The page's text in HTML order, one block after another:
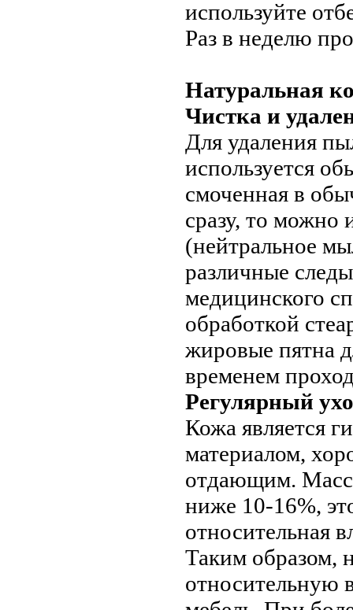
используйте
Раз в неделю
Натуральная
Чистка и
Для удаления
используется
смоченная в
сразу, то можно
(нейтральное
различные
медицинского
обработкой
жировые пятна
временем
Регулярный
Кожа является
материалом,
отдающим.
ниже 10-16%,
относительная
Таким образом,
относительную